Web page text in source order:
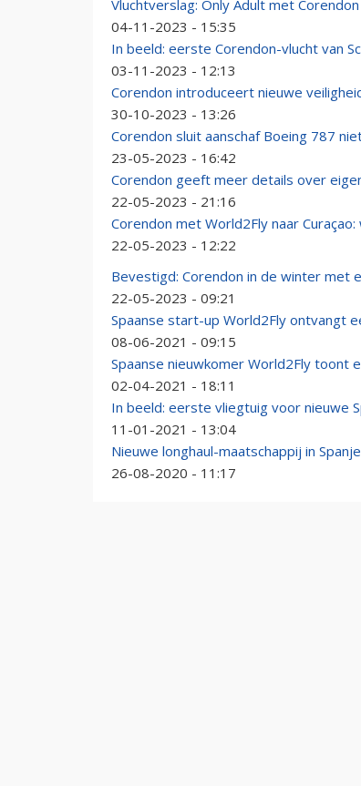
Vluchtverslag: Only Adult met Corendon
04-11-2023 - 15:35
In beeld: eerste Corendon-vlucht van
03-11-2023 - 12:13
Corendon introduceert nieuwe
30-10-2023 - 13:26
Corendon sluit aanschaf Boeing 787
23-05-2023 - 16:42
Corendon geeft meer details over
22-05-2023 - 21:16
Corendon met World2Fly naar
22-05-2023 - 12:22
Bevestigd: Corendon in de winter met
22-05-2023 - 09:21
Spaanse start-up World2Fly ontvangt
08-06-2021 - 09:15
Spaanse nieuwkomer World2Fly toont
02-04-2021 - 18:11
In beeld: eerste vliegtuig voor nieuwe
11-01-2021 - 13:04
Nieuwe longhaul-maatschappij in
26-08-2020 - 11:17